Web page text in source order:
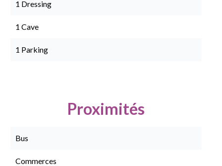
1 Dressing
1 Cave
1 Parking
Proximités
Bus
Commerces